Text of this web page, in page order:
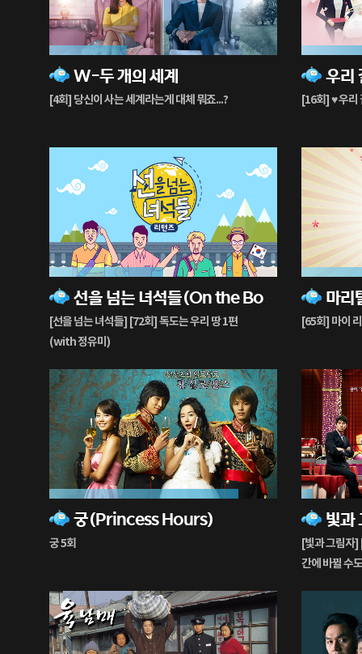
W-두 개의 세계
[4회] 당신이 사는 세계라는게 대체 뭐죠...?
34%
재
생
[16회] ♥ 우리
44%
재
생
[선을 넘는 녀석들] [72회] 독도는 우리 땅 1편
(with 정유미)
50%
재
생
중
[65회] 마이
66%
재
생
궁(Princess Hours)
궁 5회
83%
재
생
[빛과 그림자]
간에 바뀔 수
5%
재
생
중